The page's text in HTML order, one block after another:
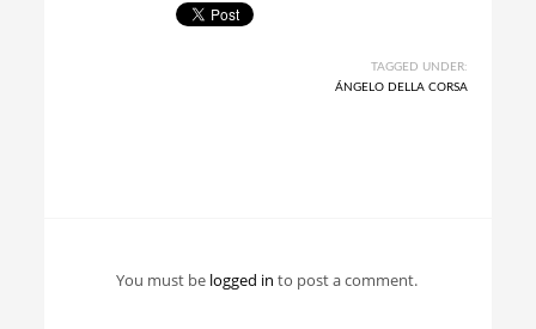
TAGGED UNDER:
ÁNGELO DELLA CORSA
You must be logged into post a comment.